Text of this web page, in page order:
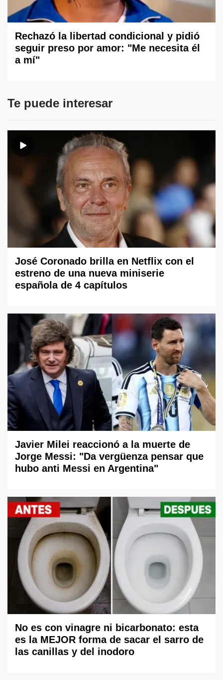
Rechazó la libertad condicional y pidió
seguir preso por amor: "Me necesita él
a mí"
Te puede interesar
José Coronado brilla en Netflix con el
estreno de una nueva miniserie
española de 4 capítulos
Javier Milei reaccionó a la muerte de
Jorge Messi: "Da vergüenza pensar que
hubo anti Messi en Argentina"
No es con vinagre ni bicarbonato: esta
es la MEJOR forma de sacar el sarro de
las canillas y del inodoro